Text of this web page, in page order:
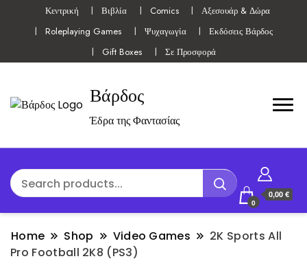
Κεντρική Βιβλία Comics
Αξεσουάρ & Δώρα
Roleplaying Games
Ψυχαγωγία
Εκδόσεις Βάρδος
Gift Boxes
Σε Προσφορά
Βάρδος
Έδρα της Φαντασίας
0
0,00 €
Home Shop Video Games
2K Sports All
Pro Football 2K8 (PS3)